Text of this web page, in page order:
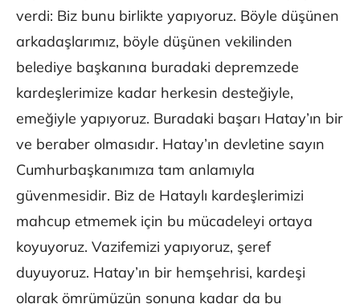
verdi: Biz bunu birlikte yapıyoruz. Böyle düşünen
arkadaşlarımız, böyle düşünen vekilinden
belediye başkanına buradaki depremzede
kardeşlerimize kadar herkesin desteğiyle,
emeğiyle yapıyoruz. Buradaki başarı Hatay’ın bir
ve beraber olmasıdır. Hatay’ın devletine sayın
Cumhurbaşkanımıza tam anlamıyla
güvenmesidir. Biz de Hataylı kardeşlerimizi
mahcup etmemek için bu mücadeleyi ortaya
koyuyoruz. Vazifemizi yapıyoruz, şeref
duyuyoruz. Hatay’ın bir hemşehrisi, kardeşi
olarak ömrümüzün sonuna kadar da bu